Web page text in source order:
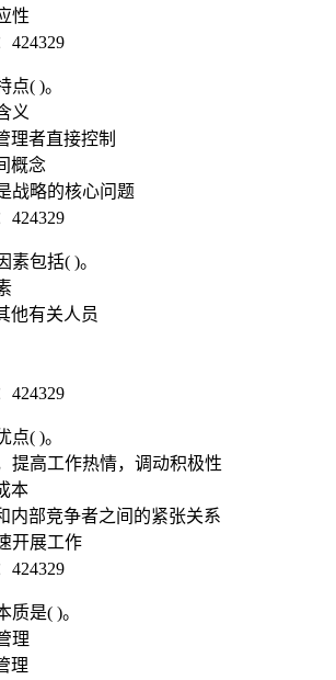
性
424329
点( )。
义
理者直接控制
概念
战略的核心问题
424329
素包括( )。
他有关人员
424329
点( )。
提高工作热情，调动积极性
本
内部竞争者之间的紧张关系
开展工作
424329
质是( )。
理
理